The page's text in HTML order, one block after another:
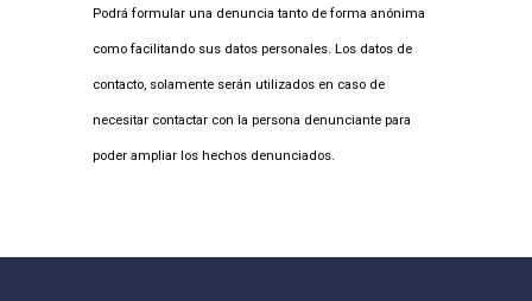
Podrá formular una denuncia tanto de forma anónima
como facilitando sus datos personales. Los datos de
contacto, solamente serán utilizados en caso de
necesitar contactar con la persona denunciante para
poder ampliar los hechos denunciados.